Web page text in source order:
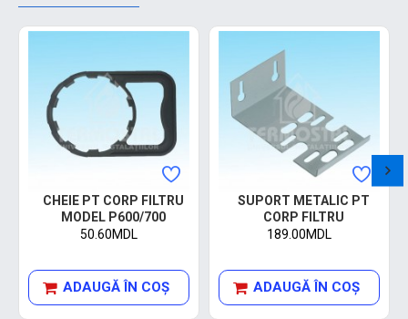
CHEIE PT CORP FILTRU
MODEL P600/700
50.60MDL
ADAUGĂ ÎN COŞ
SUPORT METALIC PT
CORP FILTRU
189.00MDL
ADAUGĂ ÎN COŞ